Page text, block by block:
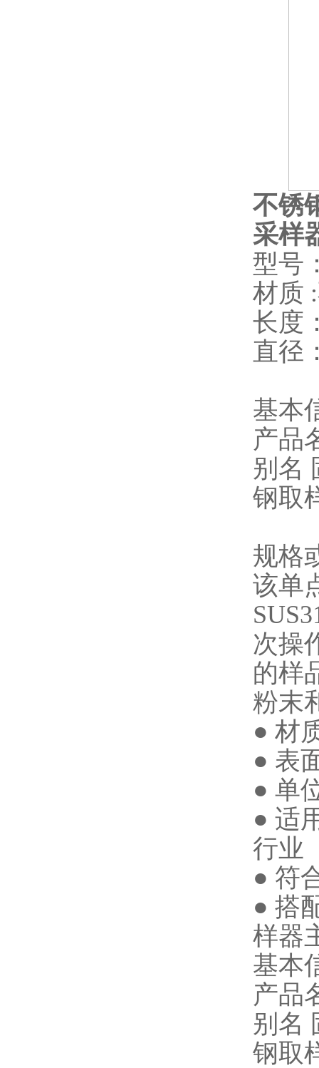
不锈
采样
型号
材质
长度
直径
基本
产品
别名
钢取
规格
该单
次操
的样
粉末
● 材
● 表
● 单
● 适
行业
● 符
● 搭
样器
基本
产品
别名
钢取